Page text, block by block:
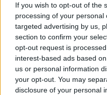
If you wish to opt-out of the
processing of your
targeted advertising by us,
section to confirm your
opt-out request is
interest-based ads based
us or personal information
your opt-out. You may
disclosure of your personal
estremamente serie.
AUTORE
Andrea
Andrea
casual e